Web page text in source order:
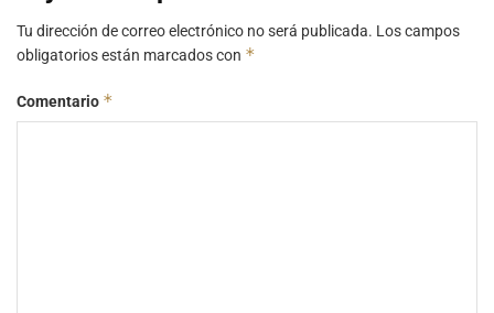
Tu dirección de correo electrónico no será publicada. Los campos
obligatorios están marcados con *
Comentario *